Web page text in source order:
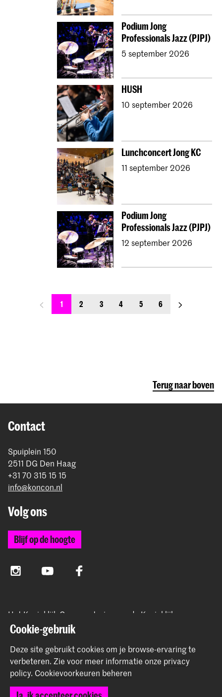
Podium Jong
Professionals Jazz (PJPJ)
5 september 2026
HUSH
10 september 2026
Lunchconcert Jong KC
11 september 2026
Podium Jong
Professionals Jazz (PJPJ)
12 september 2026
previous_page
1 2 3 4 5 6 next_page
Terug naar boven
Contact
Spuiplein 150
2511 DG Den Haag
+31 70 315 15 15
info@koncon.nl
Volg ons
Blijf op de hoogte
InstagramYouTube Facebook
Het Koninklijk Conservatorium en de Koninklijke
Academie van Beeldende Kunsten vormen samen
Hogeschool der Kunsten Den Haag.
© 2025 - 2026 Koninklijk Conservatorium |
Cookie-gebruik
Deze site gebruikt cookies om je browse-ervaring te
verbeteren. Zie voor meer informatie onze privacy
policy. Cookievoorkeuren beheren